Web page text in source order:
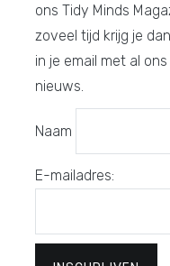
ons Tidy Minds
zoveel tijd krijg je
in je email met al
nieuws.
Naam
E-mailadres: